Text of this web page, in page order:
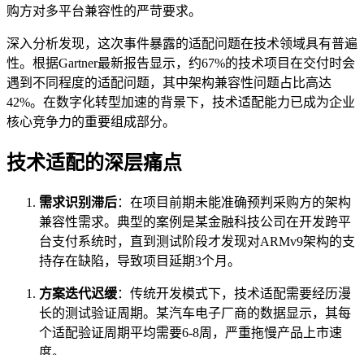
购方对多平台兼容性的严苛要求。
深入分析发现，这次事件暴露的适配问题在技术领域具有普遍
性。根据Gartner最新报告显示，约67%的技术项目在交付时会
遇到不同程度的适配问题，其中架构兼容性问题占比高达
42%。在数字化转型加速的背景下，技术适配能力已成为企业
核心竞争力的重要组成部分。
技术适配的深层痛点
需求识别滞后：在项目前期未能准确预判采购方的架构
兼容性需求。典型的案例是某金融科技公司在开发跨平
台支付系统时，直到测试阶段才发现对ARMv9架构的支
持存在缺陷，导致项目延期3个月。
方案迭代迟缓：传统开发模式下，技术适配需要经历漫
长的测试验证周期。某汽车电子厂商的数据显示，其每
个适配验证周期平均需要6-8周，严重拖慢产品上市速